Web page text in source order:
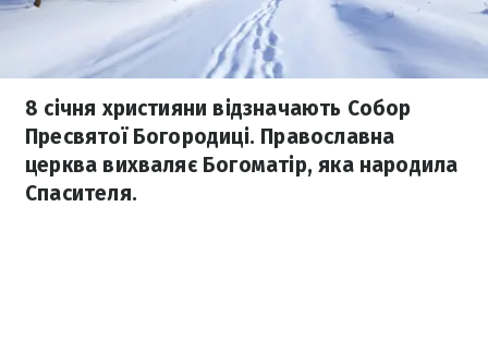
8 січня християни відзначають Собор
Пресвятої Богородиці. Православна
церква вихваляє Богоматір, яка народила
Спасителя.